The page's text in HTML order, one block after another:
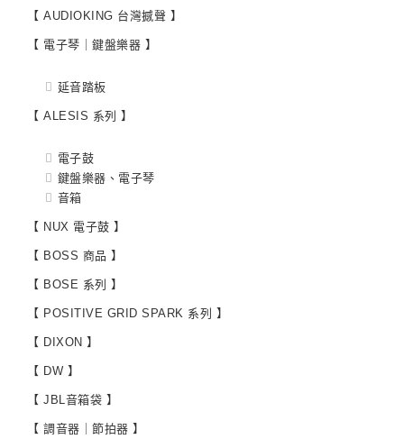
【 AUDIOKING 台灣撼聲 】
【 電子琴｜鍵盤樂器 】
延音踏板
【 ALESIS 系列 】
電子鼓
鍵盤樂器、電子琴
音箱
【 NUX 電子鼓 】
【 BOSS 商品 】
【 BOSE 系列 】
【 POSITIVE GRID SPARK 系列 】
【 DIXON 】
【 DW 】
【 JBL音箱袋 】
【 調音器｜節拍器 】